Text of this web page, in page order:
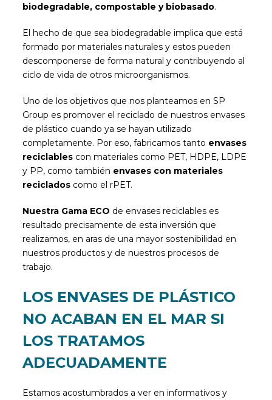
biodegradable, compostable y biobasado.
El hecho de que sea biodegradable implica que está
formado por materiales naturales y estos pueden
descomponerse de forma natural y contribuyendo al
ciclo de vida de otros microorganismos.
Uno de los objetivos que nos planteamos en SP
Group es promover el reciclado de nuestros envases
de plástico cuando ya se hayan utilizado
completamente. Por eso, fabricamos tanto envases
reciclables con materiales como PET, HDPE, LDPE
y PP, como también envases con materiales
reciclados como el rPET.
Nuestra Gama ECO de envases reciclables es
resultado precisamente de esta inversión que
realizamos, en aras de una mayor sostenibilidad en
nuestros productos y de nuestros procesos de
trabajo.
LOS ENVASES DE PLÁSTICO
NO ACABAN EN EL MAR SI
LOS TRATAMOS
ADECUADAMENTE
Estamos acostumbrados a ver en informativos y